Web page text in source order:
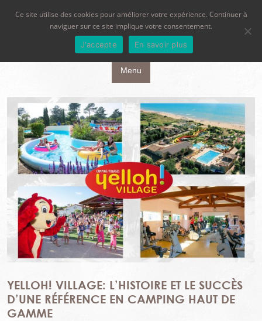
Menu
Aller au contenu principal
YELLOH! VILLAGE: L’HISTOIRE ET LE SUCCÈS
D’UNE RÉFÉRENCE EN CAMPING HAUT DE
GAMME
Ce site utilise des cookies pour améliorer votre expérience. Continuer à
naviguer sur ce site implique votre consentement.
J'accepte En savoir plus